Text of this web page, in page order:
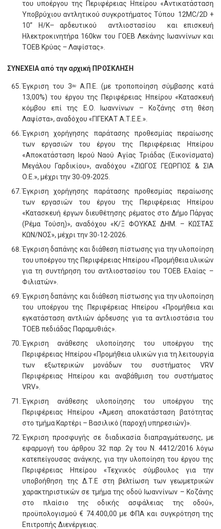
του υποέργου της Περιφέρειας Ηπείρου «Αντικατάσταση
Υποβρύχιου αντλητικού συγκροτήματος Τύπου 12MC/2D +
10” Η/Κ– αρδευτικού αντλιοστασίου και επισκευή
Ηλεκτροκινητήρα 160kw του ΓΟΕΒ Λεκάνης Ιωαννίνων και
ΤΟΕΒ Κρύας – Λαψίστας».
ΣΥΝΕΧΕΙΑ από την αρχική ΠΡΟΣΚΛΗΣΗ
Έγκριση του 3ουΑ.Π.Ε. (με τροποποίηση σύμβασης κατά
13,00%) του έργου της Περιφέρειας Ηπείρου «Κατασκευή
κόμβου επί της Ε.Ο. Ιωαννίνων – Κοζάνης στη θέση
Λαψίστα», αναδόχου «ΓΙΓΕΚΑΤ Α.Τ.Ε.Ε.».
Έγκριση χορήγησης παράτασης προθεσμίας περαίωσης
των εργασιών του έργου της Περιφέρειας Ηπείρου
«Αποκατάσταση Ιερού Ναού Αγίας Τριάδας (Εικονίσματα)
Μεγάλου Γαρδικίου», αναδόχου «ΖΙΩΓΟΣ ΓΕΩΡΓΙΟΣ & ΣΙΑ
Ο.Ε.», μέχρι την 30-09-2025.
Έγκριση χορήγησης παράτασης προθεσμίας περαίωσης
των εργασιών του έργου της Περιφέρειας Ηπείρου
«Κατασκευή έργων διευθέτησης ρέματος στο Δήμο Πάργας
(Ρέμα Τούση)», αναδόχου «Κ/Ξ ΦΟΥΚΑΣ ΔΗΜ. – ΚΩΣΤΑΣ
ΚΩΝ/ΝΟΣ», μέχρι την 30-12-2026.
Έγκριση δαπάνης και διάθεση πίστωσης για την υλοποίηση
του υποέργου της Περιφέρειας Ηπείρου «Προμήθεια υλικών
για τη συντήρηση του αντλιοστασίου του ΤΟΕΒ Ελαίας –
Φιλιατών».
Έγκριση δαπάνης και διάθεση πίστωσης για την υλοποίηση
του υποέργου της Περιφέρειας Ηπείρου «Προμήθεια και
εγκατάσταση αντλιών άρδευσης για τα αντλιοστάσια του
ΤΟΕΒ πεδιάδας Παραμυθιάς».
Έγκριση ανάθεσης υλοποίησης του υποέργου της
Περιφέρειας Ηπείρου «Προμήθεια υλικών για τη λειτουργία
των εξωτερικών μονάδων του συστήματος VRV
Περιφέρειας Ηπείρου και αναβάθμιση του συστήματος
VRV».
Έγκριση ανάθεσης υλοποίησης του υποέργου της
Περιφέρειας Ηπείρου «Άμεση αποκατάσταση βατότητας
στο τμήμα Καρτέρι – Βασιλικό (παροχή υπηρεσιών)».
Έγκριση προσφυγής σε διαδικασία διαπραγμάτευσης, με
εφαρμογή του άρθρου 32 παρ. 2γ του Ν. 4412/2016 λόγω
κατεπείγουσας ανάγκης, για την υλοποίηση του έργου της
Περιφέρειας Ηπείρου «Τεχνικός σύμβουλος για την
υποβοήθηση της Δ.Τ.Ε στη βελτίωση των γεωμετρικών
χαρακτηριστικών σε τμήμα της οδού Ιωαννίνων – Κοζάνης
στο πλαίσιο της οδικής ασφάλειας της οδού»,
προϋπολογισμού € 74.400,00 με ΦΠΑ και συγκρότηση της
Επιτροπής Διενέργειας.